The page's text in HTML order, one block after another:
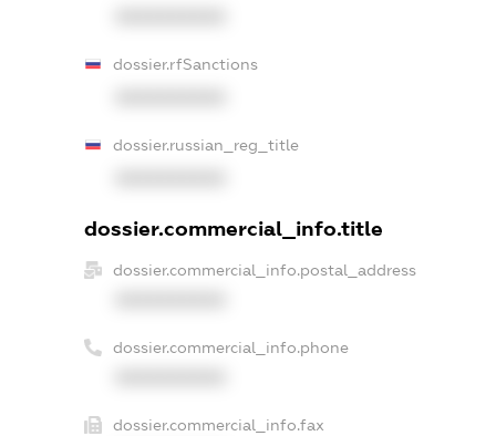
dossier.rfSanctions
dossier.russian_reg_title
dossier.commercial_info.title
dossier.commercial_info.postal_address
dossier.commercial_info.phone
dossier.commercial_info.fax